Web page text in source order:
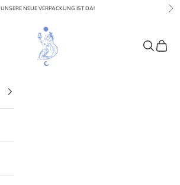
UNSERE NEUE VERPACKUNG IST DA!
Alegra Organica
SucheWagen